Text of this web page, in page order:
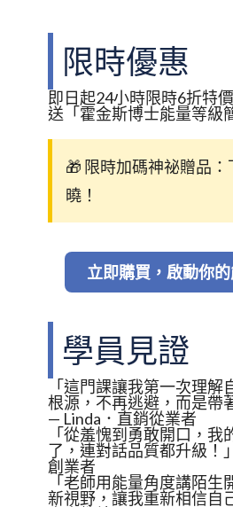
限時優惠
即日起24小時限時6折特
送「霍金斯博士能量等級
🎁 限時加碼神祕贈品
曉！
立即購買，啟動你的
學員見證
「這門課讓我第一次理解
根源，不再逃避，而是帶
— Linda．直銷從業者
「從羞愧到勇敢開口，我
了，連對話品質都升級！
創業者
「老師用能量角度講陌生
新視野，讓我重新相信自